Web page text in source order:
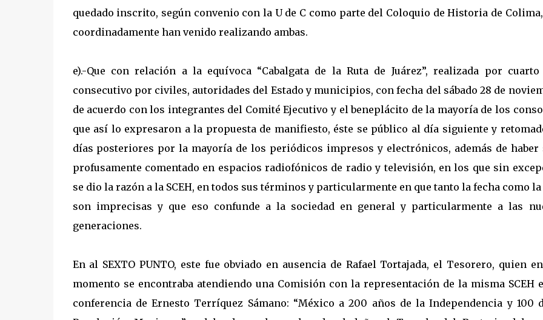
quedado inscrito, según convenio con la U de C como parte del Coloquio de Historia de
coordinadamente han venido realizando ambas.
e).-Que con relación a la equívoca “Cabalgata de la Ruta de Juárez”, realizada por cuarto
consecutivo por civiles, autoridades del Estado y municipios, con fecha del sábado 28 de
de acuerdo con los integrantes del Comité Ejecutivo y el beneplácito de la mayoría de los
que así lo expresaron a la propuesta de manifiesto, éste se público al día siguiente y
días posteriores por la mayoría de los periódicos impresos y electrónicos, además de haber
profusamente comentado en espacios radiofónicos de radio y televisión, en los que sin
se dio la razón a la SCEH, en todos sus términos y particularmente en que tanto la fecha como
son imprecisas y que eso confunde a la sociedad en general y particularmente a las
generaciones.
En al SEXTO PUNTO, este fue obviado en ausencia de Rafael Tortajada, el Tesorero, quien
momento se encontraba atendiendo una Comisión con la representación de la misma SCEH
conferencia de Ernesto Terríquez Sámano: “México a 200 años de la Independencia y 100